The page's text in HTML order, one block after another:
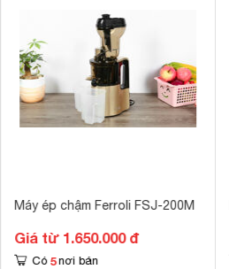
Máy ép chậm Ferroli FSJ-200M
Giá từ 1.650.000 đ
Có 5 nơi bán